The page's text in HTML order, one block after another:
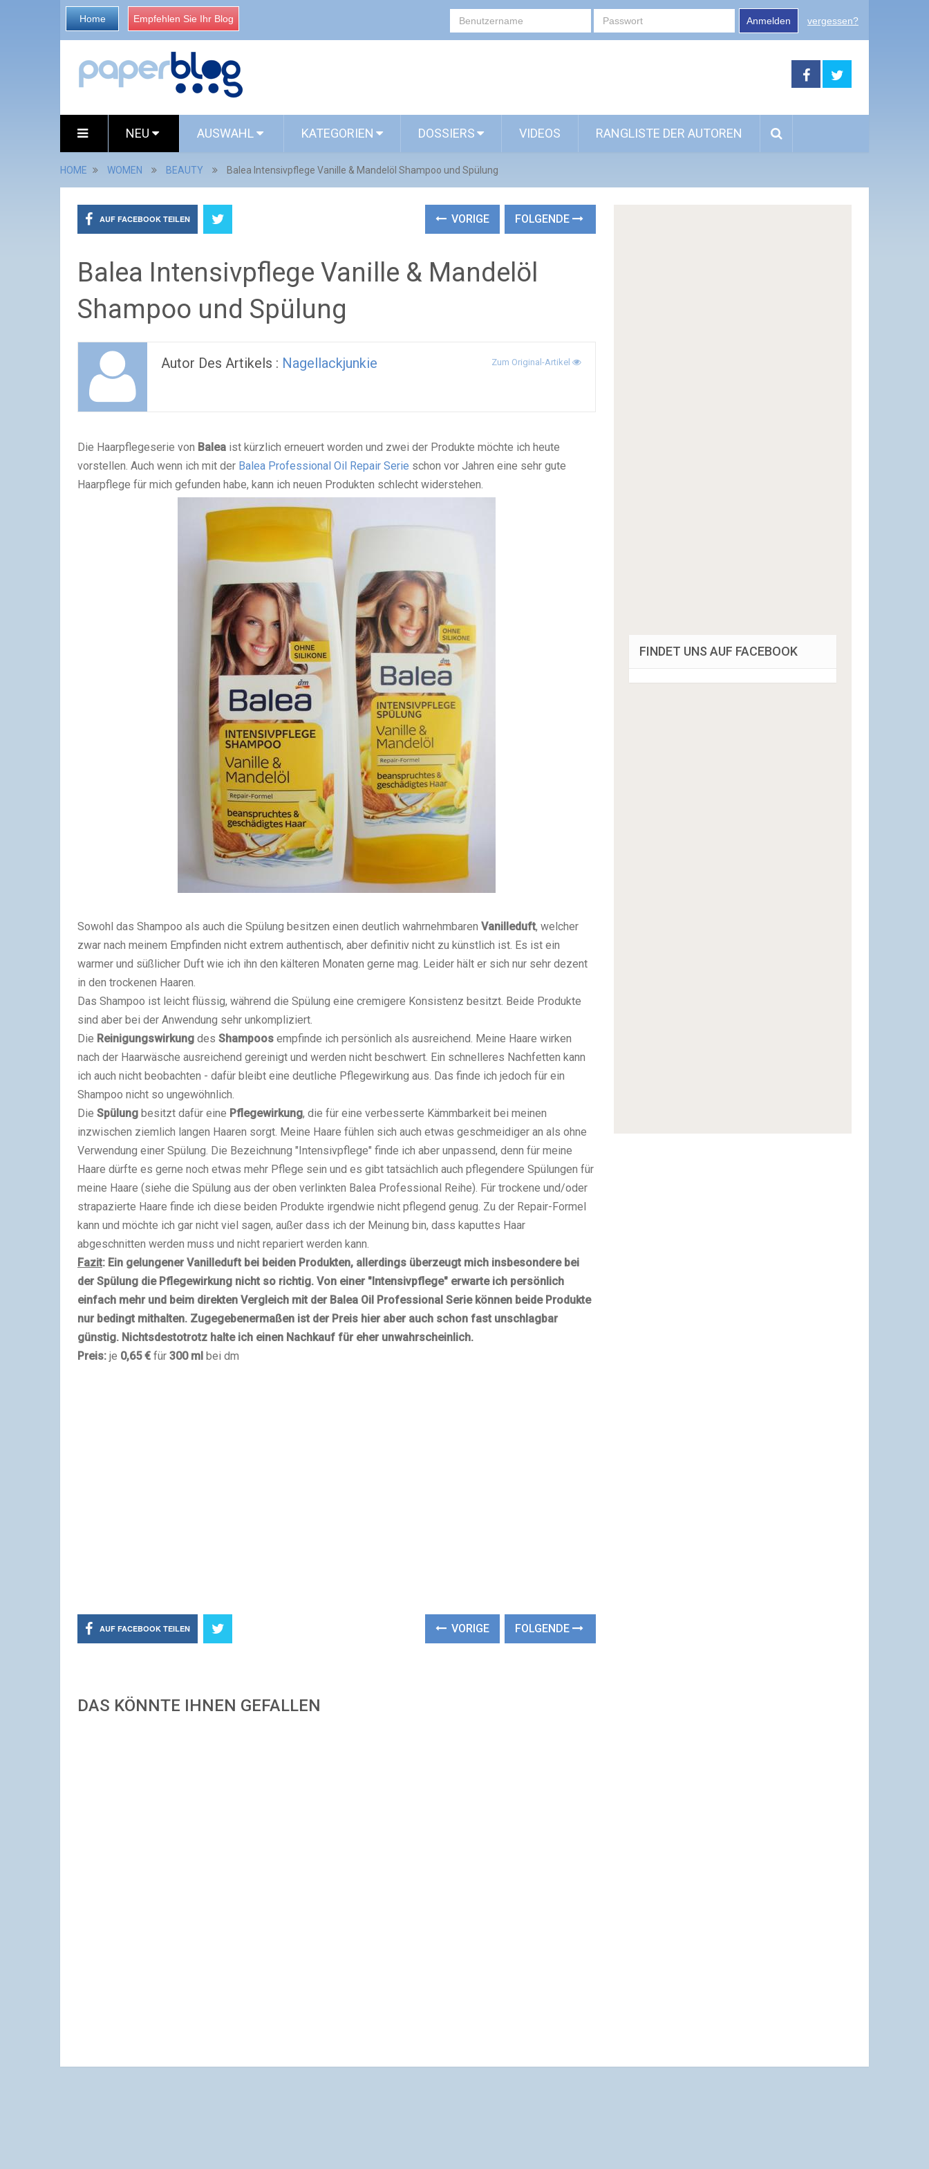
Home Empfehlen Sie Ihr Blog Anmelden vergessen?
NEU AUSWAHL KATEGORIEN DOSSIERS VIDEOS RANGLISTE DER AUTOREN
HOME WOMEN BEAUTY Balea Intensivpflege Vanille & Mandelöl Shampoo und Spülung
AUF FACEBOOK TEILEN VORIGE FOLGENDE
Balea Intensivpflege Vanille & Mandelöl
Shampoo und Spülung
Autor Des Artikels : Nagellackjunkie Zum Original-Artikel
Die Haarpflegeserie von Balea ist kürzlich erneuert worden und zwei der Produkte möchte ich heute
vorstellen. Auch wenn ich mit der Balea Professional Oil Repair Serie schon vor Jahren eine sehr gute
Haarpflege für mich gefunden habe, kann ich neuen Produkten schlecht widerstehen.
Sowohl das Shampoo als auch die Spülung besitzen einen deutlich wahrnehmbaren Vanilleduft, welcher
zwar nach meinem Empfinden nicht extrem authentisch, aber definitiv nicht zu künstlich ist. Es ist ein
warmer und süßlicher Duft wie ich ihn den kälteren Monaten gerne mag. Leider hält er sich nur sehr dezent
in den trockenen Haaren.
Das Shampoo ist leicht flüssig, während die Spülung eine cremigere Konsistenz besitzt. Beide Produkte
sind aber bei der Anwendung sehr unkompliziert.
Die Reinigungswirkung des Shampoos empfinde ich persönlich als ausreichend. Meine Haare wirken
nach der Haarwäsche ausreichend gereinigt und werden nicht beschwert. Ein schnelleres Nachfetten kann
ich auch nicht beobachten - dafür bleibt eine deutliche Pflegewirkung aus. Das finde ich jedoch für ein
Shampoo nicht so ungewöhnlich.
Die Spülung besitzt dafür eine Pflegewirkung, die für eine verbesserte Kämmbarkeit bei meinen
inzwischen ziemlich langen Haaren sorgt. Meine Haare fühlen sich auch etwas geschmeidiger an als ohne
Verwendung einer Spülung. Die Bezeichnung "Intensivpflege" finde ich aber unpassend, denn für meine
Haare dürfte es gerne noch etwas mehr Pflege sein und es gibt tatsächlich auch pflegendere Spülungen für
meine Haare (siehe die Spülung aus der oben verlinkten Balea Professional Reihe). Für trockene und/oder
strapazierte Haare finde ich diese beiden Produkte irgendwie nicht pflegend genug. Zu der Repair-Formel
kann und möchte ich gar nicht viel sagen, außer dass ich der Meinung bin, dass kaputtes Haar
abgeschnitten werden muss und nicht repariert werden kann.
Fazit: Ein gelungener Vanilleduft bei beiden Produkten, allerdings überzeugt mich insbesondere bei
der Spülung die Pflegewirkung nicht so richtig. Von einer "Intensivpflege" erwarte ich persönlich
einfach mehr und beim direkten Vergleich mit der Balea Oil Professional Serie können beide Produkte
nur bedingt mithalten. Zugegebenermaßen ist der Preis hier aber auch schon fast unschlagbar
günstig. Nichtsdestotrotz halte ich einen Nachkauf für eher unwahrscheinlich.
Preis: je 0,65 € für 300 ml bei dm
AUF FACEBOOK TEILEN VORIGE FOLGENDE
DAS KÖNNTE IHNEN GEFALLEN
FINDET UNS AUF FACEBOOK